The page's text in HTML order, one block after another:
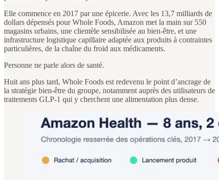
Elle commence en 2017 par une épicerie. Avec les 13,7 milliards de
dollars dépensés pour Whole Foods, Amazon met la main sur 550
magasins urbains, une clientèle sensibilisée au bien-être, et une
infrastructure logistique capillaire adaptée aux produits à contraintes
particulières, de la chaîne du froid aux médicaments.
Personne ne parle alors de santé.
Huit ans plus tard, Whole Foods est redevenu le point d’ancrage de
la stratégie bien-être du groupe, notamment auprès des utilisateurs de
traitements GLP-1 qui y cherchent une alimentation plus dense.